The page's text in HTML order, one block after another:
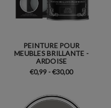
PEINTURE POUR
MEUBLES BRILLANTE -
ARDOISE
€0,99 - €30,00